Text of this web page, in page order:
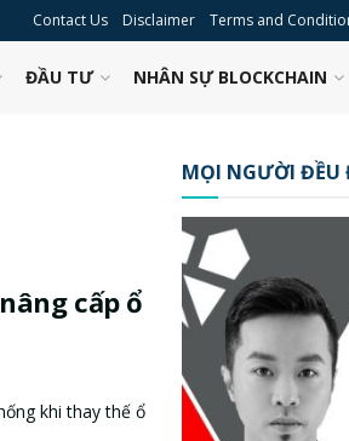
Contact Us Disclaimer Terms and
ĐẦU TƯ NHÂN SỰ BLOCKCHAIN
cấp ổ
khi thay thế ổ
MỌI NGƯỜI ĐỀU